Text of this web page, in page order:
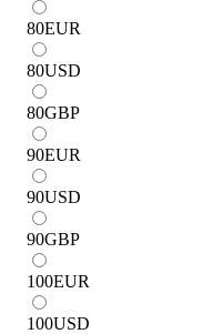
80EUR
80USD
80GBP
90EUR
90USD
90GBP
100EUR
100USD